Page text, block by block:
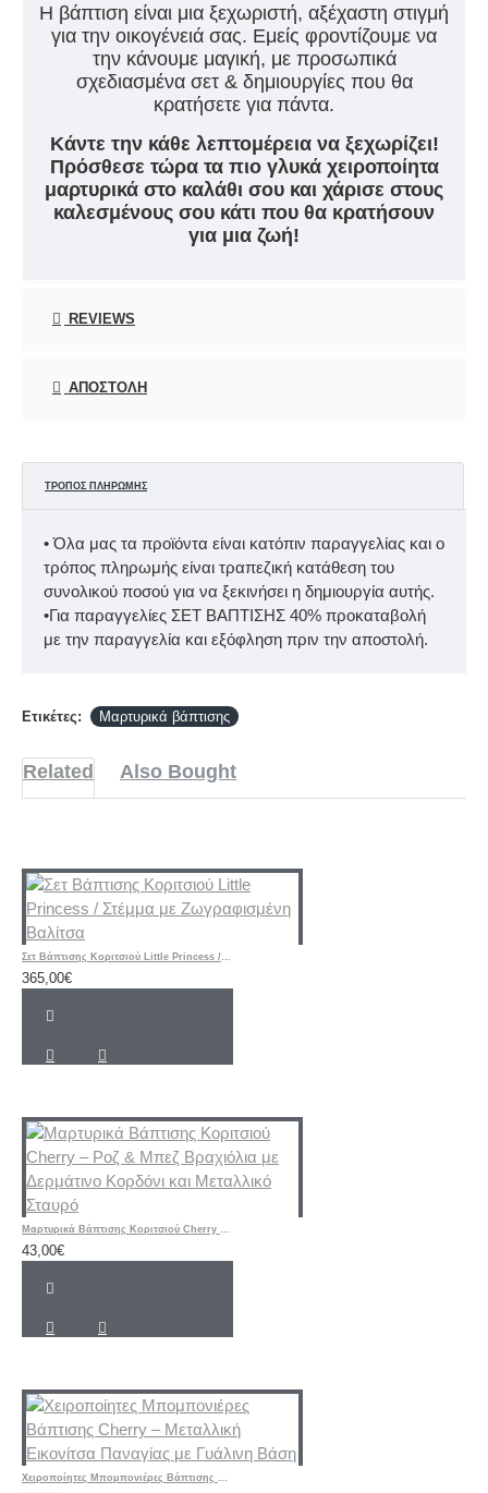
Η βάπτιση είναι μια ξεχωριστή, αξέχαστη στιγμή
για την οικογένειά σας. Εμείς φροντίζουμε να
την κάνουμε μαγική, με προσωπικά
σχεδιασμένα σετ & δημιουργίες που θα
κρατήσετε για πάντα.
Κάντε την κάθε λεπτομέρεια να ξεχωρίζει!
Πρόσθεσε τώρα τα πιο γλυκά χειροποίητα
μαρτυρικά στο καλάθι σου και χάρισε στους
καλεσμένους σου κάτι που θα κρατήσουν
για μια ζωή!
REVIEWS
ΑΠΟΣΤΟΛΉ
ΤΡΌΠΟΣ ΠΛΗΡΩΜΉΣ
• Όλα μας τα προϊόντα είναι κατόπιν παραγγελίας και ο
τρόπος πληρωμής είναι τραπεζική κατάθεση του
συνολικού ποσού για να ξεκινήσει η δημιουργία αυτής.
•Για παραγγελίες ΣΕΤ ΒΑΠΤΙΣΗΣ 40% προκαταβολή
με την παραγγελία και εξόφληση πριν την αποστολή.
Ετικέτες: Μαρτυρικά βάπτισης
Related Also Bought
365,00€
43,00€